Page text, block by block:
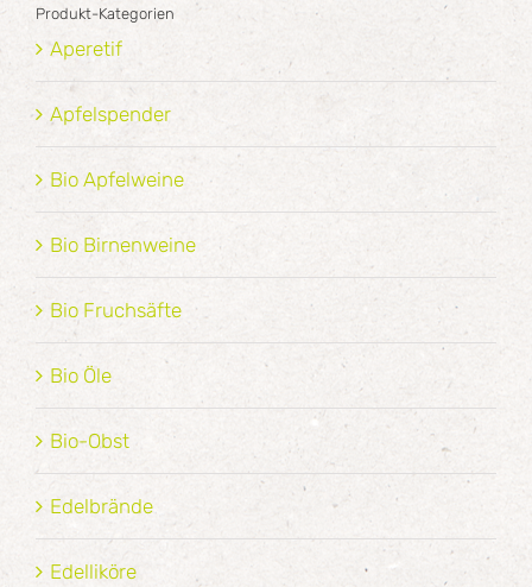
Produkt-Kategorien
Aperetif
Apfelspender
Bio Apfelweine
Bio Birnenweine
Bio Fruchsäfte
Bio Öle
Bio-Obst
Edelbrände
Edelliköre